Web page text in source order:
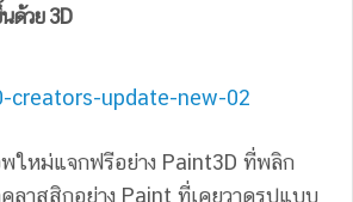
ด้วย3D
ใหม่แจกฟรีอย่าง Paint3D ที่พลิก
ลาสสิกอย่าง Paint ที่เคยวาดรูปแบบ